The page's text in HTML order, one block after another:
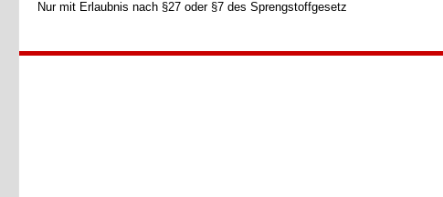
Nur mit Erlaubnis nach §27 oder §7 des Sprengstoffgesetz